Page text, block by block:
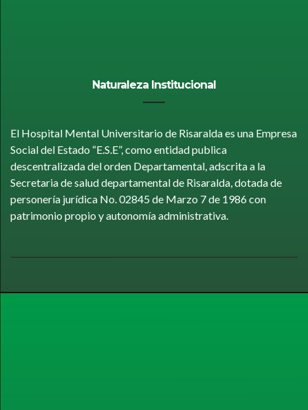
Naturaleza Institucional
El Hospital Mental Universitario de Risaralda es una Empresa
Social del Estado “E.S.E”, como entidad publica
descentralizada del orden Departamental, adscrita a la
Secretaria de salud departamental de Risaralda, dotada de
personería jurídica No. 02845 de Marzo 7 de 1986 con
patrimonio propio y autonomía administrativa.